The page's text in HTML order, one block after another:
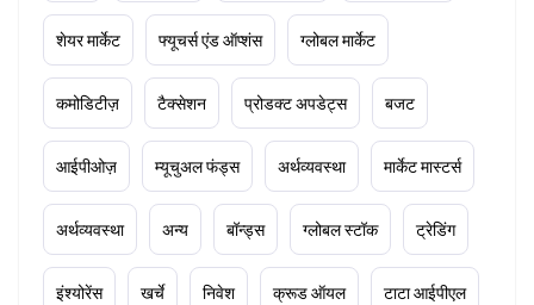
शेयर मार्केट फ्यूचर्स एंड ऑप्शंस ग्लोबल मार्केट
कमोडिटीज़ टैक्सेशन प्रोडक्ट अपडेट्स बजट
आईपीओज़ म्यूचुअल फंड्स अर्थव्यवस्था मार्केट मास्टर्स
अर्थव्यवस्था अन्य बॉन्ड्स ग्लोबल स्टॉक ट्रेडिंग
इंश्योरेंस खर्चे निवेश क्रूड ऑयल टाटा आईपीएल